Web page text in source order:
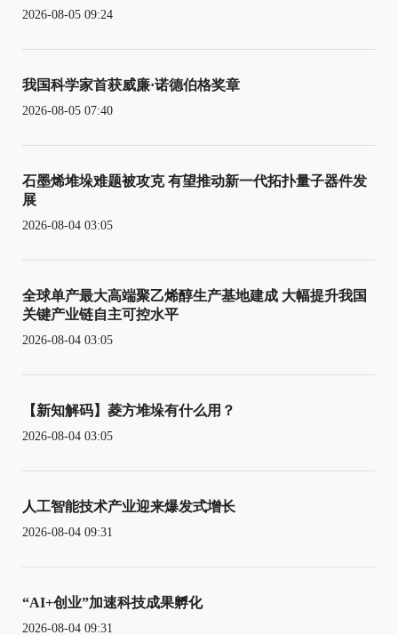
2026-08-05 09:24
我国科学家首获威廉·诺德伯格奖章
2026-08-05 07:40
石墨烯堆垛难题被攻克 有望推动新一代拓扑量子器件发
展
2026-08-04 03:05
全球单产最大高端聚乙烯醇生产基地建成 大幅提升我国
关键产业链自主可控水平
2026-08-04 03:05
【新知解码】菱方堆垛有什么用？
2026-08-04 03:05
人工智能技术产业迎来爆发式增长
2026-08-04 09:31
“AI+创业”加速科技成果孵化
2026-08-04 09:31